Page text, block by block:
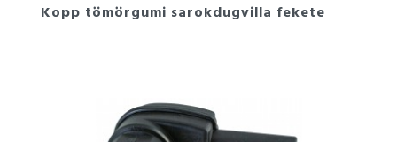
Kopp tömörgumi sarokdugvilla fekete